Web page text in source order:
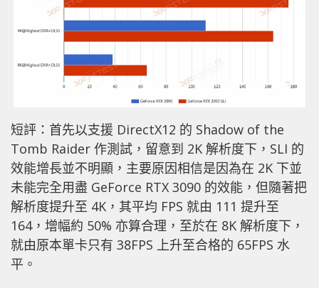
短評：首先以支援 DirectX12 的 Shadow of the
Tomb Raider 作測試，留意到 2K 解析度下，SLI 的
效能增長並不明顯，主要原因相信是因為在 2K 下並
未能完全用盡 GeForce RTX 3090 的效能，但隨著把
解析度提升至 4K，其平均 FPS 就由 111 提升至
164，增幅約 50% 亦算合理，至於在 8K 解析度下，
就由原本單卡只有 38FPS 上升至合格的 65FPS 水
平。